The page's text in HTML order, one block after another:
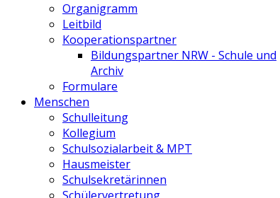
Organigramm
Leitbild
Kooperationspartner
Bildungspartner NRW - Schule und
Archiv
Formulare
Menschen
Schulleitung
Kollegium
Schulsozialarbeit & MPT
Hausmeister
Schulsekretärinnen